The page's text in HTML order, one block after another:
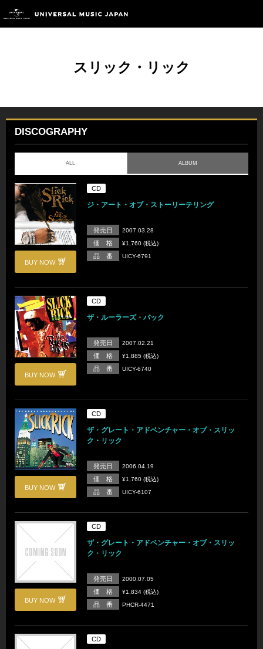
スリック・リック
DISCOGRAPHY
ALL ALBUM
BUY NOW
CD
ジ・アート・オブ・ストーリーテリング
発売日 2007.03.28
価 格 ¥1,760 (税込)
品 番 UICY-6791
BUY NOW
CD
ザ・ルーラーズ・バック
発売日 2007.02.21
価 格 ¥1,885 (税込)
品 番 UICY-6740
BUY NOW
CD
ザ・グレート・アドベンチャー・オブ・スリッ
ク・リック
発売日 2006.04.19
価 格 ¥1,760 (税込)
品 番 UICY-6107
BUY NOW
CD
ザ・グレート・アドベンチャー・オブ・スリッ
ク・リック
発売日 2000.07.05
価 格 ¥1,834 (税込)
品 番 PHCR-4471
CD